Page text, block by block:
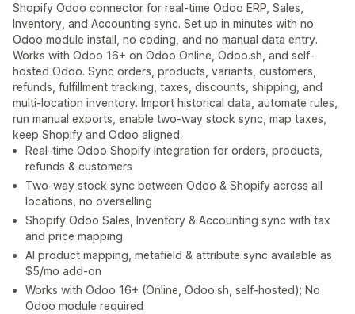
Shopify Odoo connector for real-time Odoo ERP, Sales,
Inventory, and Accounting sync. Set up in minutes with no
Odoo module install, no coding, and no manual data entry.
Works with Odoo 16+ on Odoo Online, Odoo.sh, and self-
hosted Odoo. Sync orders, products, variants, customers,
refunds, fulfillment tracking, taxes, discounts, shipping, and
multi-location inventory. Import historical data, automate rules,
run manual exports, enable two-way stock sync, map taxes,
keep Shopify and Odoo aligned.
Real-time Odoo Shopify Integration for orders, products,
refunds & customers
Two-way stock sync between Odoo & Shopify across all
locations, no overselling
Shopify Odoo Sales, Inventory & Accounting sync with tax
and price mapping
AI product mapping, metafield & attribute sync available as
$5/mo add-on
Works with Odoo 16+ (Online, Odoo.sh, self-hosted); No
Odoo module required